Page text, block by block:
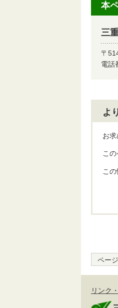
本
三
〒
電話
よ
お
こ
こ
ペー
リンク